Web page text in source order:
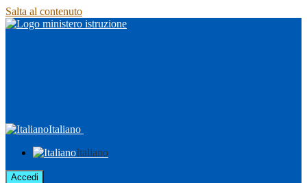
Salta al contenuto
Italiano
Italiano
Accedi